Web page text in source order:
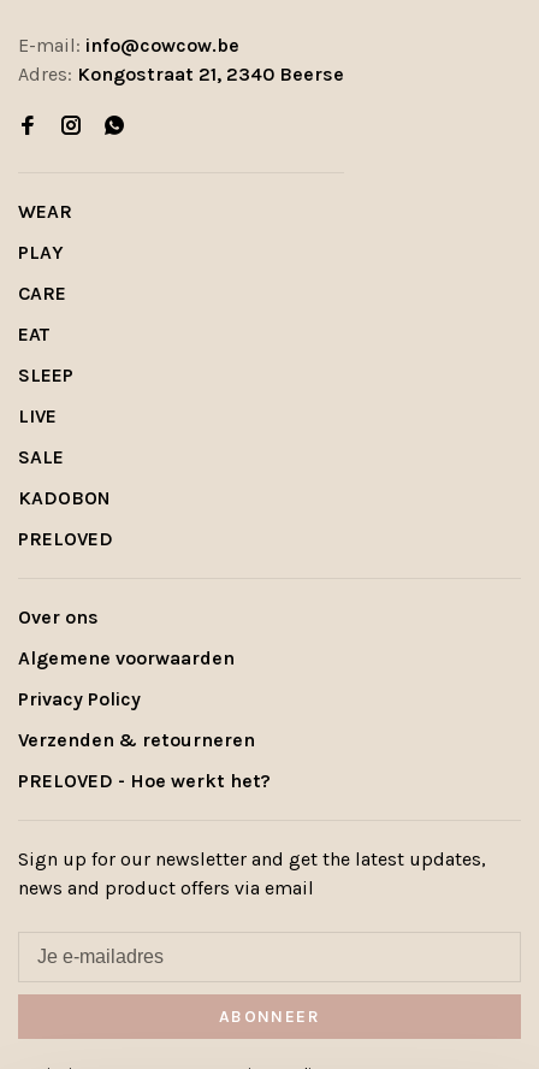
E-mail: info@cowcow.be
Adres: Kongostraat 21, 2340 Beerse
WEAR
PLAY
CARE
EAT
SLEEP
LIVE
SALE
KADOBON
PRELOVED
Over ons
Algemene voorwaarden
Privacy Policy
Verzenden & retourneren
PRELOVED - Hoe werkt het?
Sign up for our newsletter and get the latest updates,
news and product offers via email
ABONNEER